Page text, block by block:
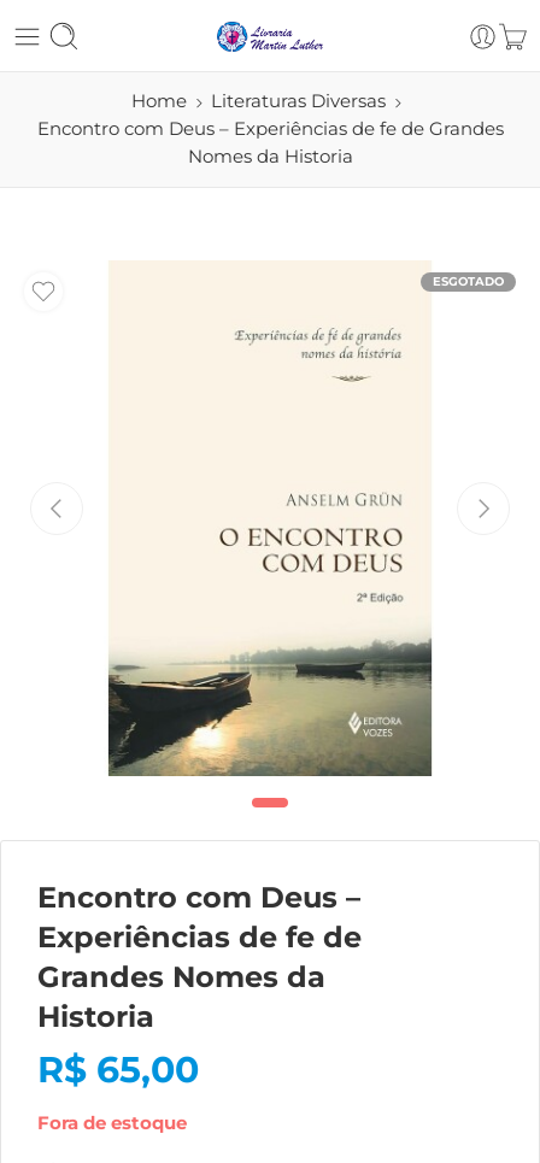
Home
Literaturas Diversas
Encontro com Deus – Experiências de fe de Grandes
Nomes da Historia
ESGOTADO
Encontro com Deus –
Experiências de fe de
Grandes Nomes da
Historia
R$ 65,00
Fora de estoque